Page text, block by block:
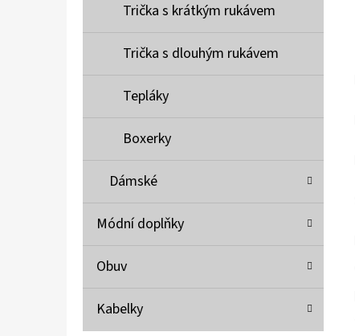
Trička s krátkým rukávem
Trička s dlouhým rukávem
Tepláky
Boxerky
Dámské
Módní doplňky
Obuv
Kabelky